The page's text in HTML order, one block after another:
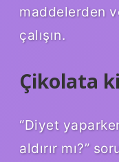
maddelerden
çalışın.
Çikolata
“Diyet
aldırır mı?”